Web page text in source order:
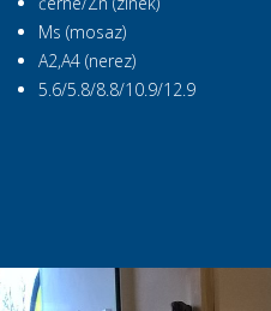
Ms (mosaz)
A2,A4 (nerez)
5.6/5.8/8.8/10.9/12.9